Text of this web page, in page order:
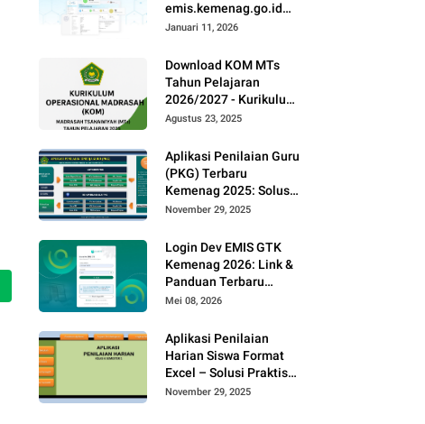
emis.kemenag.go.id
(Panduan Terbaru)
Januari 11, 2026
Download KOM MTs
Tahun Pelajaran
2026/2027 - Kurikulum
Operasional Madrasah
Agustus 23, 2025
Aplikasi Penilaian Guru
(PKG) Terbaru
Kemenag 2025: Solusi
Praktis Penilaian
Madrasah
November 29, 2025
Login Dev EMIS GTK
Kemenag 2026: Link &
Panduan Terbaru
https://dev-
Mei 08, 2026
Aplikasi Penilaian
Harian Siswa Format
Excel – Solusi Praktis
Penilaian Kurikulum
November 29, 2025